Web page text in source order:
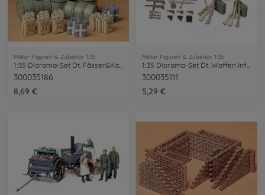
Militär Figuren & Zubehör 1:35
1:35 Diorama-Set Dt. Fässer&Kanister
300035186
8,69 €
Militär Figuren & Zubehör 1:35
1:35 Diorama-Set Dt. Waffen Inf.(24)
300035111
5,29 €